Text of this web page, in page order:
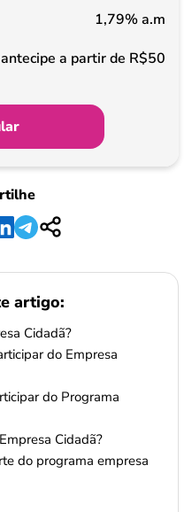
1,79% a.m
antecipe a partir de R$50
artigo:
Cidadã?
do Empresa
do Programa
Cidadã?
do programa empresa